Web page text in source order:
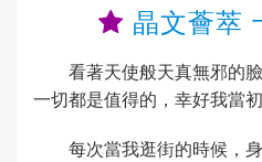
晶文薈萃
看著天使般天真無邪的
一切都是值得的，幸好我當初
每次當我逛街的時候，